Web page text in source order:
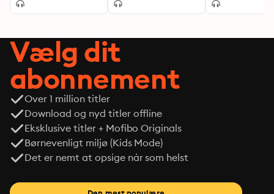
Vælg dit
abonnement
Over 1 million titler
Download og nyd titler offline
Eksklusive titler + Mofibo Originals
Børnevenligt miljø (Kids Mode)
Det er nemt at opsige når som helst